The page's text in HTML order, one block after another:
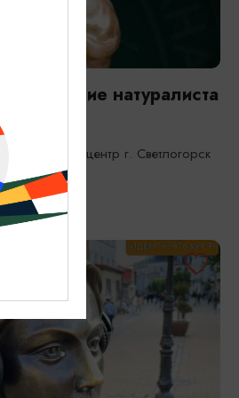
натуралиста
выставочный центр г. Светлогорск